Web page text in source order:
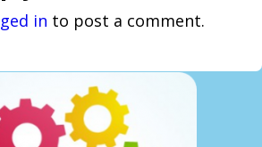
in to post a comment.